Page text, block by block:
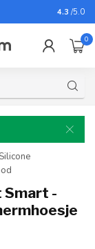
Voor
4.3 /5.0
0
Smart -